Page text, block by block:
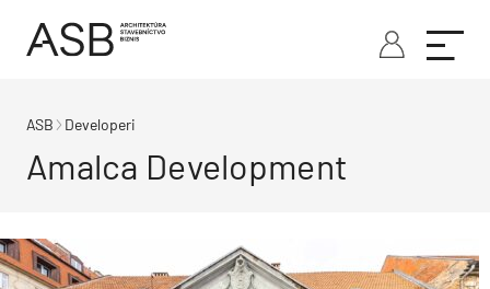
ASB Developeri
Amalca Development